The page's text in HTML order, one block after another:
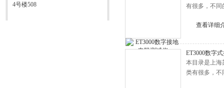
4号楼508
有很多，不同
查看详细
ET3000数字
本目录是上海
类有很多，不